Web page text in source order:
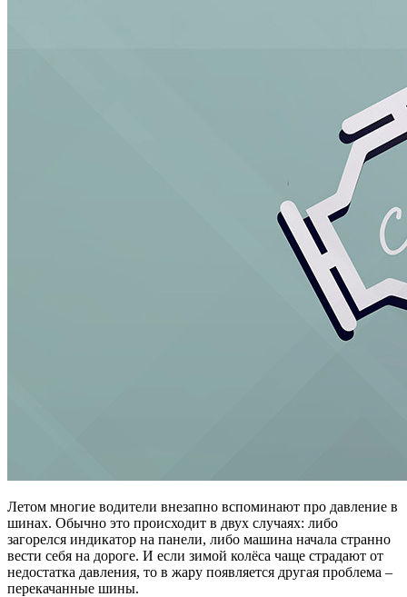
Летом многие водители внезапно вспоминают про давление в
шинах. Обычно это происходит в двух случаях: либо
загорелся индикатор на панели, либо машина начала странно
вести себя на дороге. И если зимой колёса чаще страдают от
недостатка давления, то в жару появляется другая проблема –
перекачанные шины.